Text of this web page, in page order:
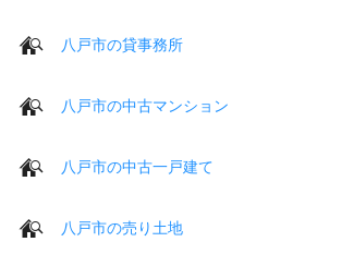
八戸市の貸事務所
八戸市の中古マンション
八戸市の中古一戸建て
八戸市の売り土地